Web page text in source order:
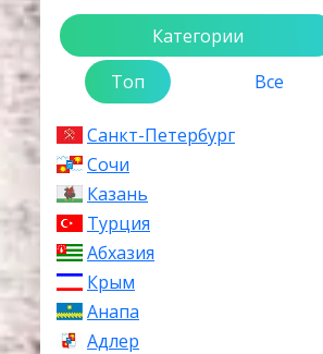
Категории
Топ
Все
Санкт-Петербург
Сочи
Казань
Турция
Абхазия
Крым
Анапа
Адлер